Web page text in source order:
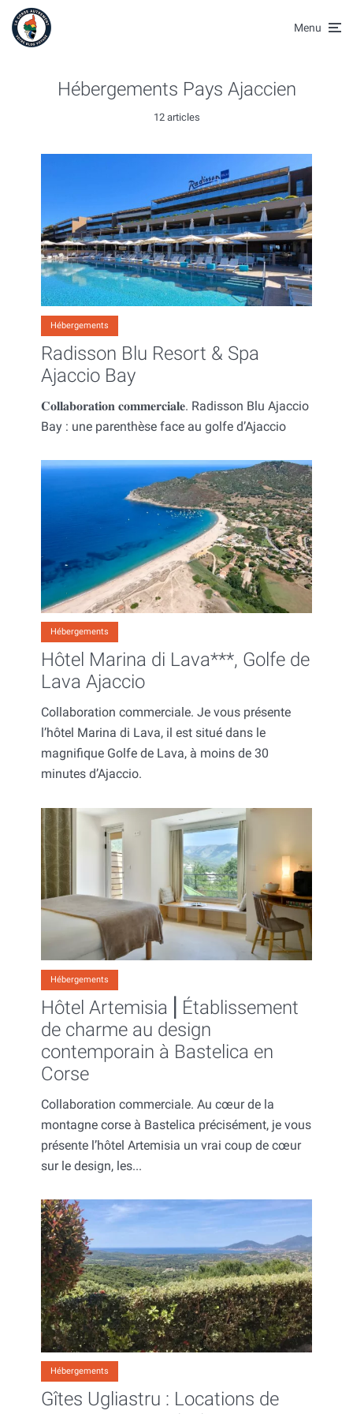
Menu
Hébergements Pays Ajaccien
12 articles
Hébergements
Radisson Blu Resort & Spa
Ajaccio Bay
𝐂𝐨𝐥𝐥𝐚𝐛𝐨𝐫𝐚𝐭𝐢𝐨𝐧 𝐜𝐨𝐦𝐦𝐞𝐫𝐜𝐢𝐚𝐥𝐞. Radisson Blu Ajaccio
Bay : une parenthèse face au golfe d’Ajaccio
Hébergements
Hôtel Marina di Lava***, Golfe de
Lava Ajaccio
Collaboration commerciale. Je vous présente
l’hôtel Marina di Lava, il est situé dans le
magnifique Golfe de Lava, à moins de 30
minutes d’Ajaccio.
Hébergements
Hôtel Artemisia ⎢Établissement
de charme au design
contemporain à Bastelica en
Corse
Collaboration commerciale. Au cœur de la
montagne corse à Bastelica précisément, je vous
présente l’hôtel Artemisia un vrai coup de cœur
sur le design, les...
Hébergements
Gîtes Ugliastru : Locations de